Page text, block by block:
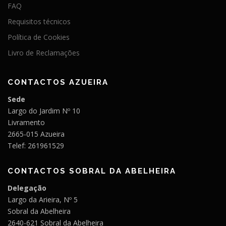
t
i
g
s
FAQ
Requisitos técnicos
Política de Cookies
Livro de Reclamações
CONTACTOS AZUEIRA
Sede
Largo do Jardim Nº 10
Livramento
2665-015 Azueira
Telef: 261961529
CONTACTOS SOBRAL DA ABELHEIRA
Delegação
Largo da Arieira, Nº 5
Sobral da Abelheira
2640-621 Sobral da Abelheira